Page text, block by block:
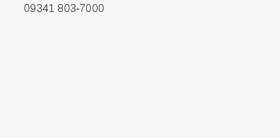
09341 803-7000